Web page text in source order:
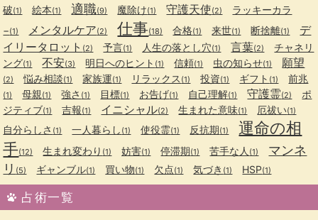
破(1) 絵本(1) 適職(9) 魔除け(1) 守護天使(2)
ラッキーカラ
−(1) メンタルケア(2) 仕事(18) 合格(1) 来世(1) 断捨離(1)
デ
イリータロット (2) 予言(1) 人生の落とし穴(1) 言葉(2)
チャネリ
ング(1) 不安(3) 明日へのヒント (1) 信頼(1) 虫の知らせ(1) 願望
(2) 悩み相談(1) 家族運(1) リラックス (1) 投資(1) ギフト (1) 前兆
(1) 母親(1) 強さ (1) 目標(1) お告げ(1) 自己理解(1) 守護霊(2)
ポ
ジティブ(1) 吉報(1) イニシャル(2) 生まれた意味(1) 厄祓い(1)
自分らしさ (1) 一人暮らし (1) 使役霊(1) 反抗期(1)
運命の相
手(12) 生まれ変わり (1) 妨害(1) 停滞期(1) 苦手な人 (1)
マンネ
リ (5) ギャンブル(1) 買い物(1) 欠点(1) 気づき (1) HSP(1)
占術一覧